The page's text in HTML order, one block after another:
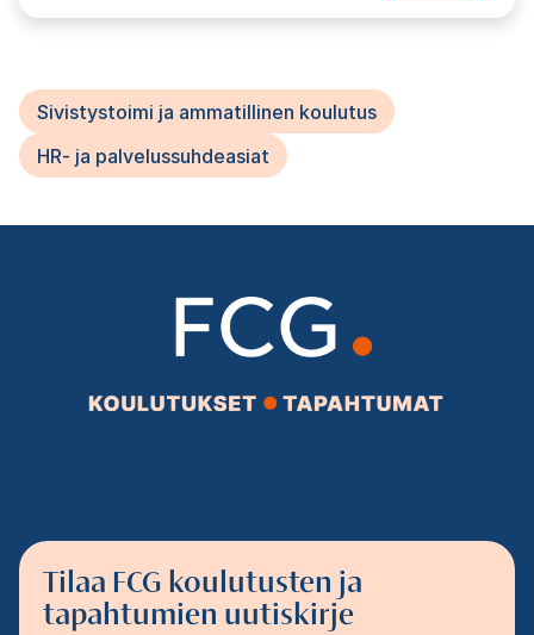
Sivistystoimi ja ammatillinen koulutus
HR- ja palvelussuhdeasiat
Tilaa FCG koulutusten ja
tapahtumien uutiskirje